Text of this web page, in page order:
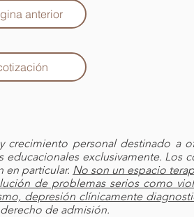
anterior
personal destinado a
exclusivamente. Los
en particular. No son un espacio
de problemas serios como
depresión clínicamente
de admisión.